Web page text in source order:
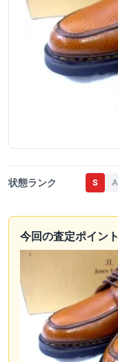
状態ランク S A
今回の査定ポイント